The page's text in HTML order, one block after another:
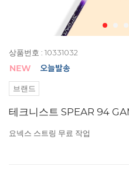
상품번호 : 10331032
브랜드
테크니스트 SPEAR 94
요넥스 스트링 무료 작업